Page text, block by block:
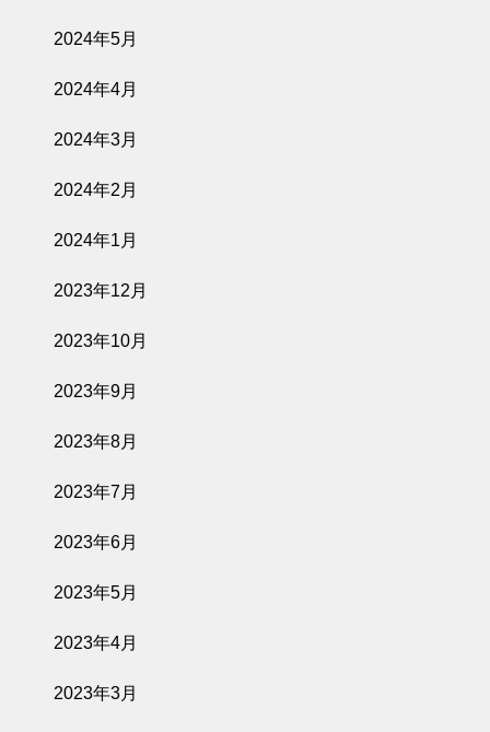
2024年5月
2024年4月
2024年3月
2024年2月
2024年1月
2023年12月
2023年10月
2023年9月
2023年8月
2023年7月
2023年6月
2023年5月
2023年4月
2023年3月